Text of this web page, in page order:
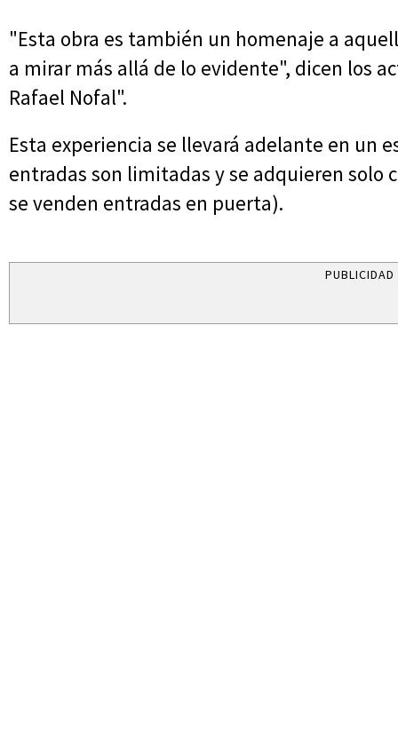
"Esta obra es también un homenaje a
a mirar más allá de lo evidente", dicen los
Rafael Nofal".
Esta experiencia se llevará adelante en un
entradas son limitadas y se adquieren solo
se venden entradas en puerta).
PUBLICIDAD